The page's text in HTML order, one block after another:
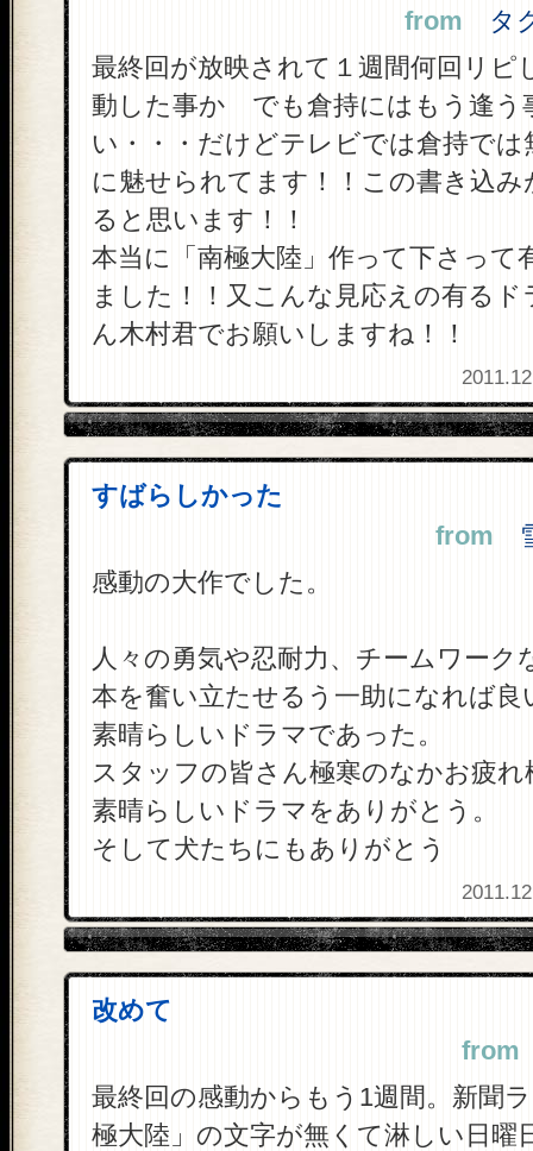
from タ
最終回が放映されて１週間何回リ
動した事か でも倉持にはもう逢う
い・・・だけどテレビでは倉持では
に魅せられてます！！この書き込み
ると思います！！
本当に「南極大陸」作って下さって
ました！！又こんな見応えの有るド
ん木村君でお願いしますね！！
すばらしかった
from
感動の大作でした。
人々の勇気や忍耐力、チームワーク
本を奮い立たせるう一助になれば良
素晴らしいドラマであった。
スタッフの皆さん極寒のなかお疲れ
素晴らしいドラマをありがとう。
そして犬たちにもありがとう
改めて
from
最終回の感動からもう1週間。新聞
極大陸」の文字が無くて淋しい日曜